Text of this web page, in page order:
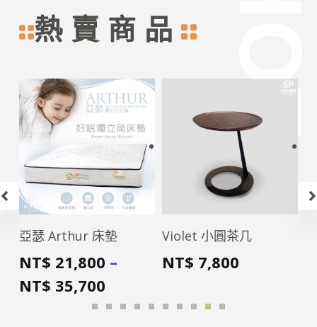
熱賣商品
亞瑟 Arthur 床墊
NT$ 21,800 –
NT$ 35,700
Violet 小圓茶几
NT$ 7,800